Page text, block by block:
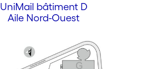
UniMail bâtiment D
Aile Nord-Ouest